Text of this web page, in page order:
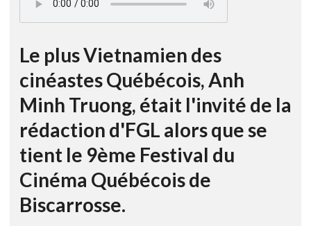
Le plus Vietnamien des
cinéastes Québécois, Anh
Minh Truong, était l'invité de la
rédaction d'FGL alors que se
tient le 9ème Festival du
Cinéma Québécois de
Biscarrosse.